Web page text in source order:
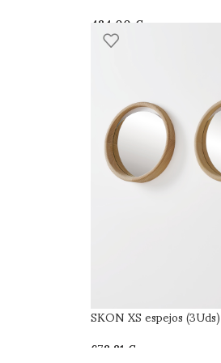
€
SKON XS espejos (3Uds)
€